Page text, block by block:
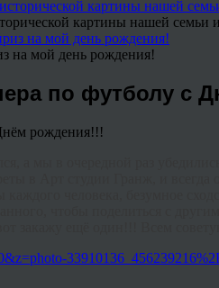
картины нашей
на мой день рождения!
по футболу с